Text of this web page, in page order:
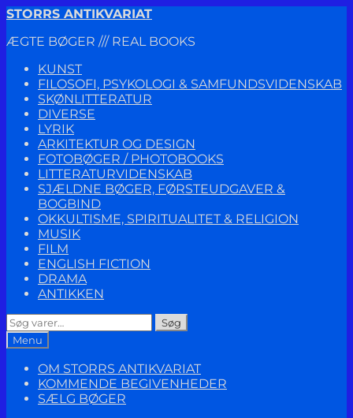
Spring
navigation
Spring
indhold
STORRS ANTIKVARIAT
ÆGTE BØGER /// REAL BOOKS
KUNST
FILOSOFI, PSYKOLOGI & SAMFUNDSVIDENSKAB
SKØNLITTERATUR
DIVERSE
LYRIK
ARKITEKTUR OG DESIGN
FOTOBØGER / PHOTOBOOKS
LITTERATURVIDENSKAB
SJÆLDNE BØGER, FØRSTEUDGAVER &
BOGBIND
OKKULTISME, SPIRITUALITET & RELIGION
MUSIK
FILM
ENGLISH FICTION
DRAMA
ANTIKKEN
Søg
efter:
Søg
Menu
OM STORRS ANTIKVARIAT
KOMMENDE BEGIVENHEDER
SÆLG BØGER